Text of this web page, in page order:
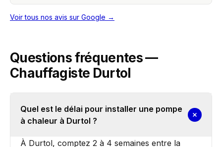
Voir tous nos avis sur Google →
Questions fréquentes —
Chauffagiste Durtol
Quel est le délai pour installer une pompe
à chaleur à Durtol ?
À Durtol, comptez 2 à 4 semaines entre la